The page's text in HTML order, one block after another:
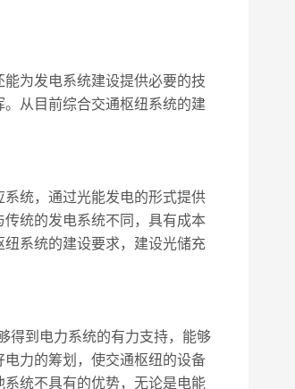
为发电系统建设提供必要的技
从目前综合交通枢纽系统的建
统，通过光能发电的形式提供
统的发电系统不同，具有成本
系统的建设要求，建设光储充
到电力系统的有力支持，能够
力的筹划，使交通枢纽的设备
统不具有的优势，无论是电能